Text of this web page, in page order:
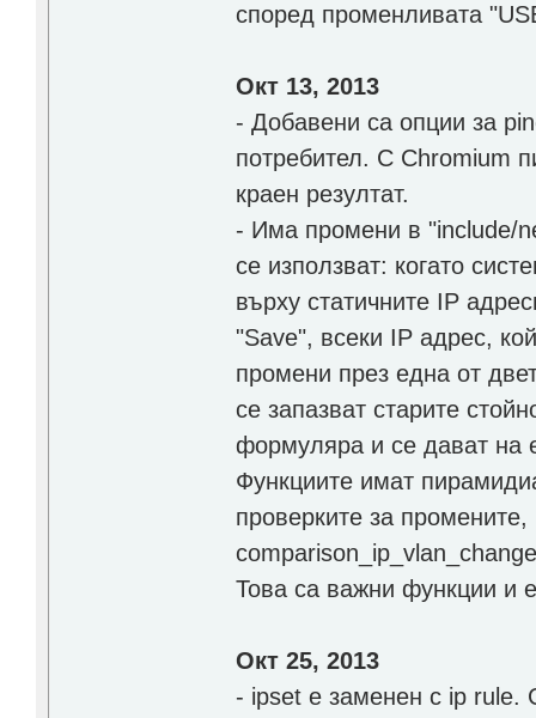
според променливата
Окт 13, 2013
- Добавени са опции за
потребител. С Chromium
краен резултат.
- Има промени в "include/
се използват: когато
върху статичните IP
"Save", всеки IP адрес,
промени през една от
се запазват старите
формуляра и се дават на
Функциите имат
проверките за
Това са важни функции и
Окт 25, 2013
- ipset е заменен с ip rule.